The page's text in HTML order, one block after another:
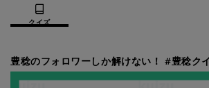
クイズ
豊稔のフォロワーしか解けない！ #豊稔ク